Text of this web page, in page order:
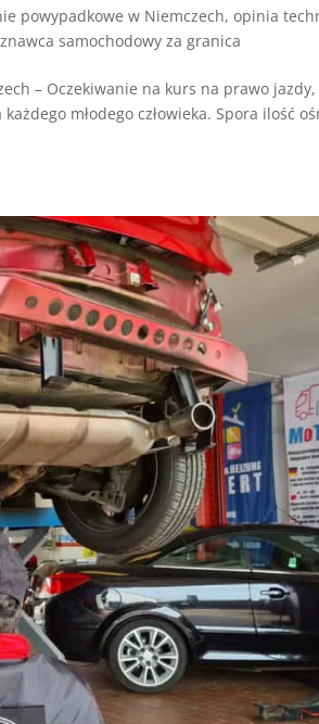
powypadkowe w Niemczech,opinia
samochodowy za granica
– Oczekiwanie na kurs na prawo
młodego człowieka. Spora ilość